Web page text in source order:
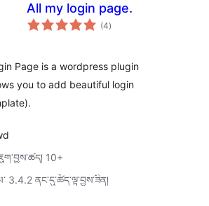
All my login page.
(4གདེང་
འཇོག་
)
Page is a wordpress plugin
you to add beautiful login
10+
3.4.2 ནང་དུ་ཚོད་ལྟ་བྱས་ཟིན།